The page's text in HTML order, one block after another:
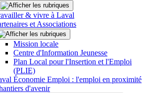
& vivre à Laval
et Associations
Mission locale
Centre d'Information Jeunesse
Plan Local pour l'Insertion et l'Emploi
(PLIE)
Économie Emploi : l'emploi en proximité
d'avenir